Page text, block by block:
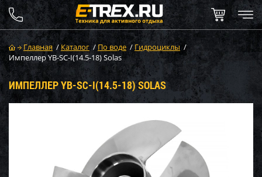
Главная / Каталог / По воде / Гидроциклы /
Импеллер YB-SC-I(14.5-18) Solas
ИМПЕЛЛЕР YB-SC-I(14.5-18) SOLAS